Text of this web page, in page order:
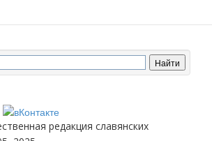
редакция славянских